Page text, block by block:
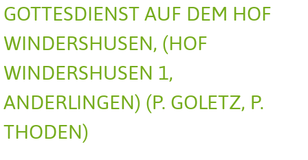
GOTTESDIENST AUF DEM HOF
WINDERSHUSEN, (HOF
WINDERSHUSEN 1,
ANDERLINGEN) (P. GOLETZ, P.
THODEN)